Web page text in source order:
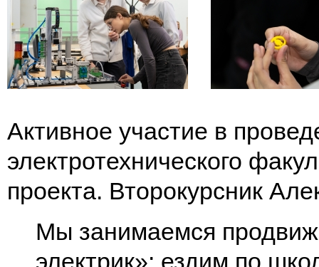
Активное участие в
электротехнического
проекта. Второкурсник
Мы занимаемся
электрик»: ездим по